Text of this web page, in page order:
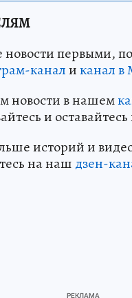
новости первыми,
каналиканал
новости в нашем
и оставайтесь
историй и
на наш дзен-кан